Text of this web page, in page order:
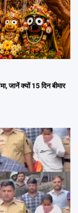
क्यों 15 दिन बीमार